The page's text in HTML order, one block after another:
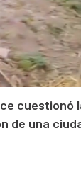
cuestionó
de una